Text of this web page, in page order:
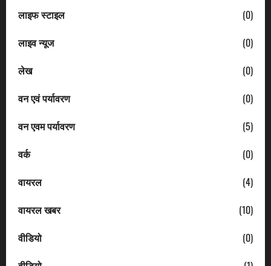
लाइफ स्टाइल
(0)
लाइव न्यूज
(0)
लेख
(0)
वन एवं पर्यावरण
(0)
वन एवम पर्यावरण
(5)
वर्क
(0)
वायरल
(4)
वायरल खबर
(10)
वीडियो
(0)